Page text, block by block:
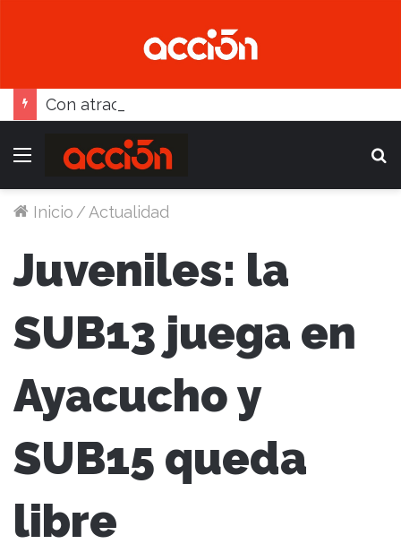
Menú
Inicio /Actualidad
Juveniles: la
SUB13 juega en
Ayacucho y
SUB15 queda
libre